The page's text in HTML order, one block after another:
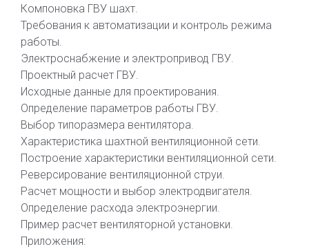
Компоновка ГВУ шахт.
Требования к автоматизации и контроль режима
работы.
Электроснабжение и электропривод ГВУ.
Проектный расчет ГВУ.
Исходные данные для проектирования.
Определение параметров работы ГВУ.
Выбор типоразмера вентилятора.
Характеристика шахтной вентиляционной сети.
Построение характеристики вентиляционной сети.
Реверсирование вентиляционной струи.
Расчет мощности и выбор электродвигателя.
Определение расхода электроэнергии.
Пример расчет вентиляторной установки.
Приложения: